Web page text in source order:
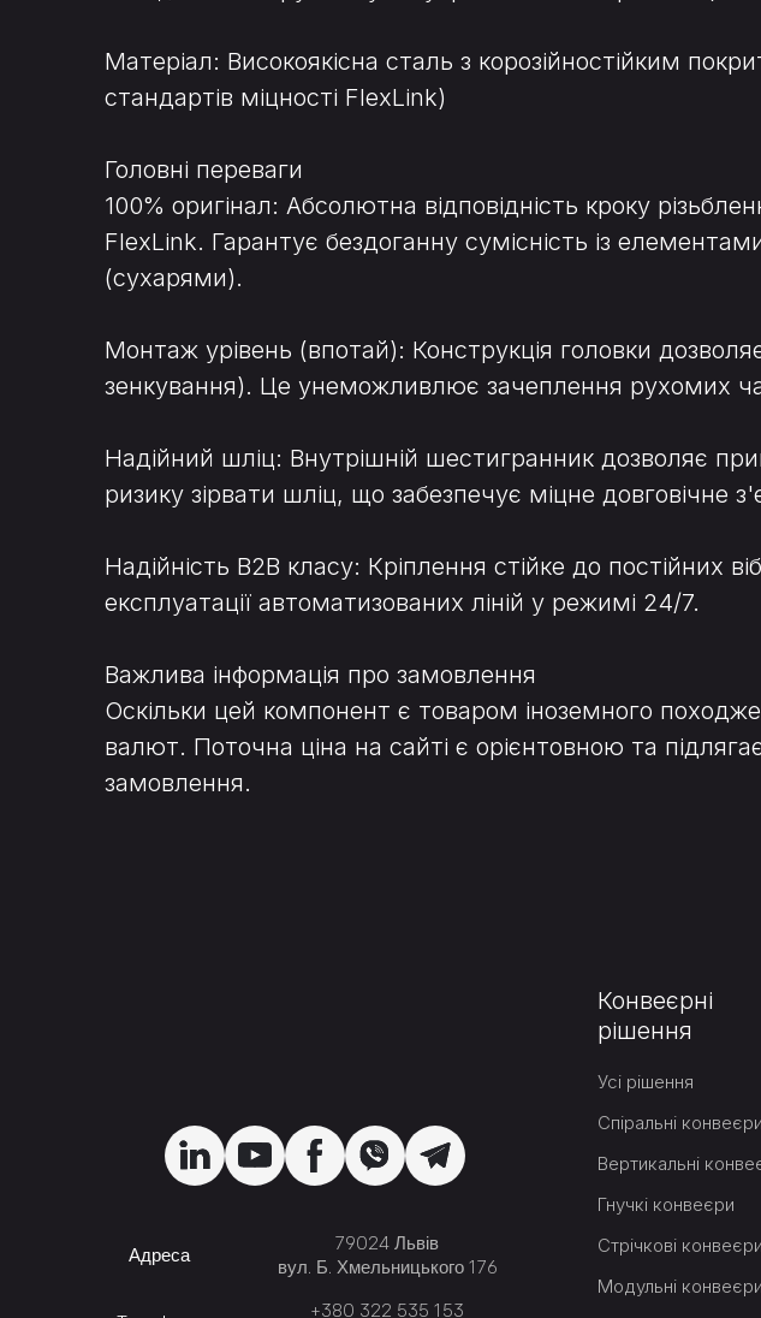
Матеріал: Високоякісна сталь з корозійностійким
стандартів міцності FlexLink)
Головні переваги
100% оригінал: Абсолютна відповідність кроку
FlexLink. Гарантує бездоганну сумісність із
(сухарями).
Монтаж урівень (впотай): Конструкція головки
зенкування). Це унеможливлює зачеплення рухомих
Надійний шліц: Внутрішній шестигранник дозволяє
ризику зірвати шліц, що забезпечує міцне довговічне
Надійність B2B класу: Кріплення стійке до постійних
експлуатації автоматизованих ліній у режимі 24/7.
Важлива інформація про замовлення
Оскільки цей компонент є товаром іноземного
валют. Поточна ціна на сайті є орієнтовною та
замовлення.
Адреса
79024 Львів
вул. Б. Хмельницького 176
+380 322 535 153
Конвеєрні
рішення
Усі рішення
Спіральні конвеєри
Вертикальні
Гнучкі конвеєри
Стрічкові конвеєри
Модульні конвеєри